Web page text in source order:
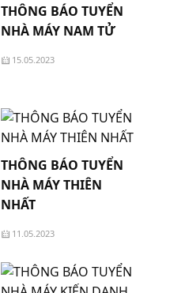
THÔNG BÁO TUYỂN
NHÀ MÁY NAM TỬ
15.05.2023
THÔNG BÁO TUYỂN
NHÀ MÁY THIÊN
NHẤT
11.05.2023